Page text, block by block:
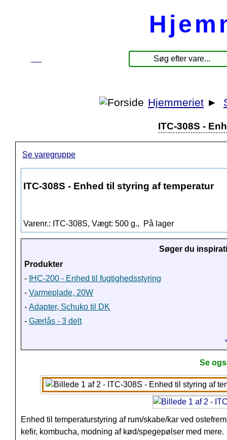
Hjemmeriet ►
ITC-308S -
Se varegruppe
ITC-308S - Enhed til styring af temperatur
Varenr.: ITC-308S, Vægt: 500 g., På lager
Søger du
Produkter
- IHC-200 - Enhed til fugtighedsstyring
- Varmeplade, 20W
- Adapter, Schuko til DK
- Gærlås - 3 delt
Se
Enhed til temperaturstyring af rum/skabe/kar ved
kefir, kombucha, modning af kød/spegepølser med mere.